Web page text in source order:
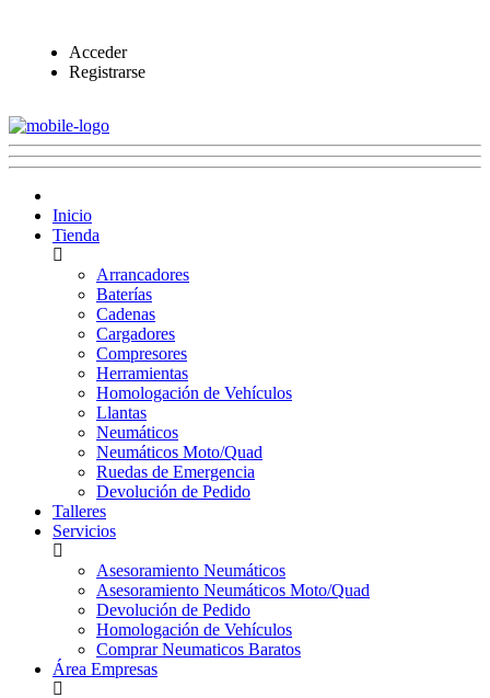
Acceder
Registrarse
Inicio
Tienda
Arrancadores
Baterías
Cadenas
Cargadores
Compresores
Herramientas
Homologación de Vehículos
Llantas
Neumáticos
Neumáticos Moto/Quad
Ruedas de Emergencia
Devolución de Pedido
Talleres
Servicios
Asesoramiento Neumáticos
Asesoramiento Neumáticos Moto/Quad
Devolución de Pedido
Homologación de Vehículos
Comprar Neumaticos Baratos
Área Empresas